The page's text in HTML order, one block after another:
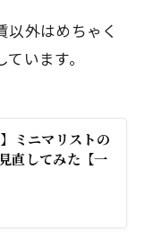
外はめちゃく
います。
ミニマリストの
直してみた【一